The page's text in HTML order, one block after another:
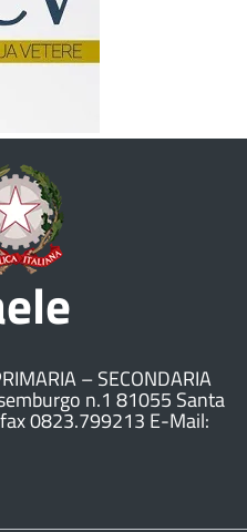
– SECONDARIA
n.1 81055 Santa
0823.799213 E-Mail: